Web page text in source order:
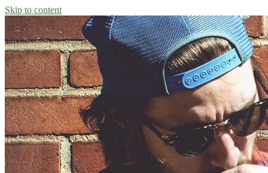
Skip to content